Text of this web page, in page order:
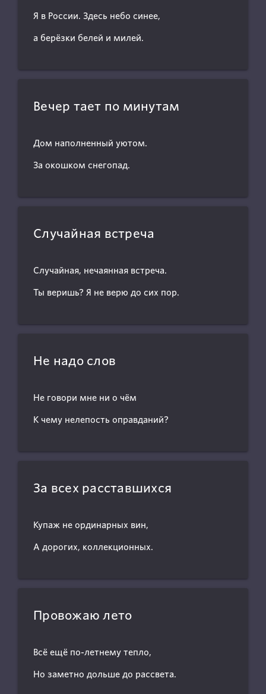
Я в России. Здесь небо синее,
а берёзки белей и милей.
Вечер тает по минутам
Дом наполненный уютом.
За окошком снегопад.
Случайная встреча
Случайная, нечаянная встреча.
Ты веришь? Я не верю до сих пор.
Не надо слов
Не говори мне ни о чём
К чему нелепость оправданий?
За всех расставшихся
Купаж не ординарных вин,
А дорогих, коллекционных.
Провожаю лето
Всё ещё по-летнему тепло,
Но заметно дольше до рассвета.